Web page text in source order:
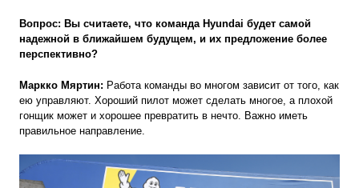
Вопрос: Вы считаете, что команда Hyundai будет самой
надежной в ближайшем будущем, и их предложение более
перспективно?
Маркко Мяртин: Работа команды во многом зависит от того, как
ею управляют. Хороший пилот может сделать многое, а плохой
гонщик может и хорошее превратить в нечто. Важно иметь
правильное направление.